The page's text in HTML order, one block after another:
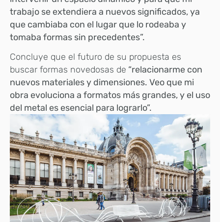
trabajo se extendiera a nuevos significados, ya
que cambiaba con el lugar que lo rodeaba y
tomaba formas sin precedentes”.
Concluye que el futuro de su propuesta es
buscar formas novedosas de “relacionarme con
nuevos materiales y dimensiones. Veo que mi
obra evoluciona a formatos más grandes, y el uso
del metal es esencial para lograrlo”.